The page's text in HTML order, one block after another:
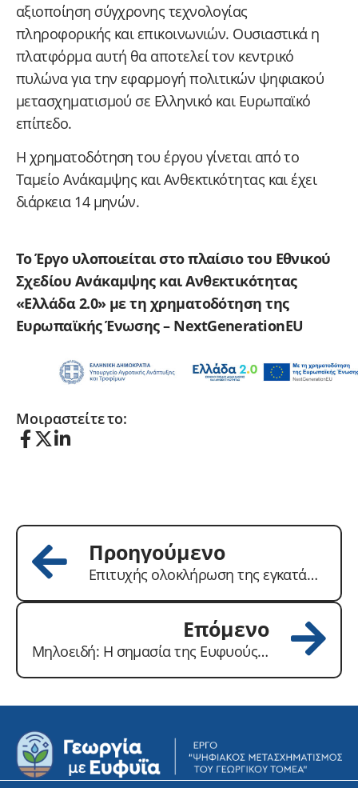
αξιοποίηση σύγχρονης τεχνολογίας
πληροφορικής και επικοινωνιών. Ουσιαστικά η
πλατφόρμα αυτή θα αποτελεί τον κεντρικό
πυλώνα για την εφαρμογή πολιτικών ψηφιακού
μετασχηματισμού σε Ελληνικό και Ευρωπαϊκό
επίπεδο.
Η χρηματοδότηση του έργου γίνεται από το
Ταμείο Ανάκαμψης και Ανθεκτικότητας και έχει
διάρκεια 14 μηνών.
Το Έργο υλοποιείται στο πλαίσιο του Εθνικού
Σχεδίου Ανάκαμψης και Ανθεκτικότητας
«Ελλάδα 2.0» με τη χρηματοδότηση της
Ευρωπαϊκής Ένωσης – NextGenerationEU
Μοιραστείτε το:
Προηγούμενο
Επιτυχής ολοκλήρωση της εγκατάστασης όλων των Σταθμών Συλλογής Δεδομένων στο πλαίσιο του Έργου «Γεωργία με Ευφυΐα»
Επόμενο
Μηλοειδή: Η σημασία της Ευφυούς Γεωργίας στην ανάπτυξή τους